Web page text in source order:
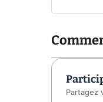
Partagez